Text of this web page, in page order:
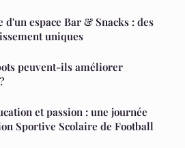
d'un espace Bar & Snacks : des
uniques
peuvent-ils améliorer
et passion : une journée
Sportive Scolaire de Football